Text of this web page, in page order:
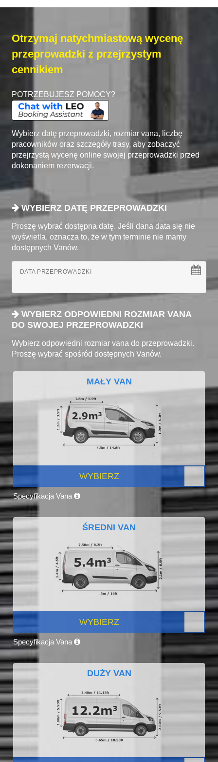
Otrzymaj natychmiastową wycenę
przeprowadzki z przejrzystym
cennikiem
POTRZEBUJESZ POMOCY?
Wybierz datę przeprowadzki, rozmiar vana, liczbę
pracowników oraz szczegóły trasy, aby zobaczyć
przejrzystą wycenę online swojej przeprowadzki przed
dokonaniem rezerwacji.
WYBIERZ DATĘ PRZEPROWADZKI
Proszę wybrać dostępna datę. Jeśli dana data się nie
wyświetla, oznacza to, że w tym terminie nie mamy
dostępnych Vanów.
DATA PRZEPROWADZKI
WYBIERZ ODPOWIEDNI ROZMIAR VANA
DO SWOJEJ PRZEPROWADZKI
Wybierz odpowiedni rozmiar vana do przeprowadzki.
Proszę wybrać spośród dostępnych Vanów.
MAŁY VAN
WYBIERZ
Specyfikacja Vana
ŚREDNI VAN
WYBIERZ
Specyfikacja Vana
DUŻY VAN